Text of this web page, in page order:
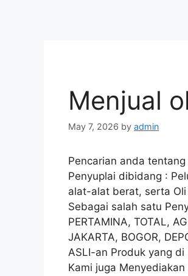
Menjual
May 7, 2026 by admin
Pencarian anda
Penyuplai dibidang :
alat-alat berat, serta
Sebagai salah satu
PERTAMINA, TOTAL,
JAKARTA, BOGOR,
ASLI-an Produk yang
Kami juga